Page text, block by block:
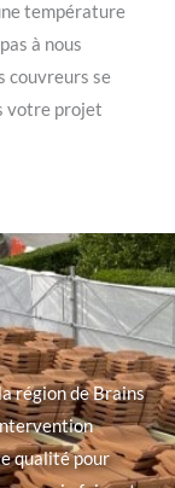
température
à nous
couvreurs se
votre projet
région de Brains
qualité pour